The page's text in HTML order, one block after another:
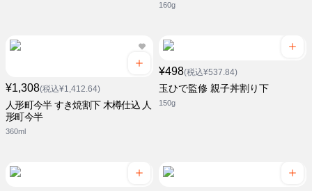
160g
¥1,308(税込¥1,412.64)
人形町今半 すき焼割下 木樽仕込 人
形町今半
360ml
¥498(税込¥537.84)
玉ひで監修 親子丼割り下
150g